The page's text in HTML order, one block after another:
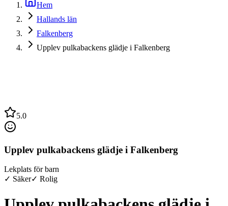
Hem
Hallands län
Falkenberg
Upplev pulkabackens glädje i Falkenberg
5.0
Upplev pulkabackens glädje i Falkenberg
Lekplats för barn
✓ Säker✓ Rolig